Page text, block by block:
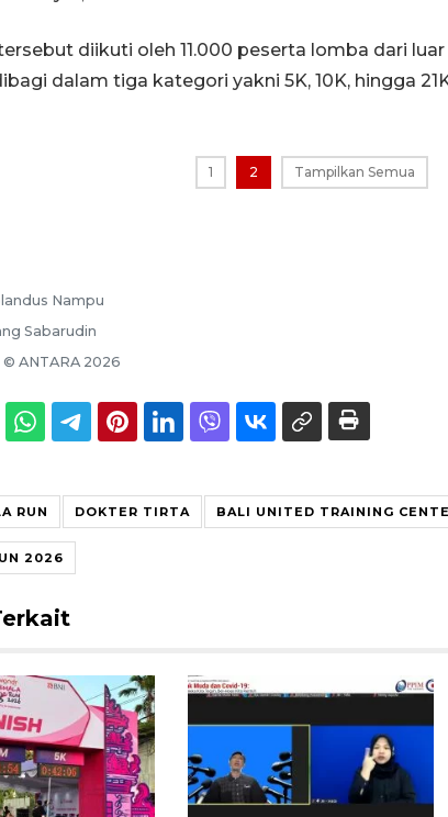
diikuti oleh 11.000 peserta lomba dari
dalam tiga kategori yakni 5K, 10K, hingga
1 2 Tampilkan Semua
Nampu
Sabarudin
© ANTARA 2026
RUN DOKTER TIRTA BALI UNITED TRAINING
2026